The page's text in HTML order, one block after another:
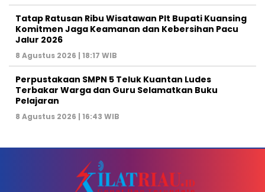
Tatap Ratusan Ribu Wisatawan Plt Bupati Kuansing
Komitmen Jaga Keamanan dan Kebersihan Pacu
Jalur 2026
8 Agustus 2026 | 18:17 WIB
Perpustakaan SMPN 5 Teluk Kuantan Ludes
Terbakar Warga dan Guru Selamatkan Buku
Pelajaran
8 Agustus 2026 | 16:43 WIB